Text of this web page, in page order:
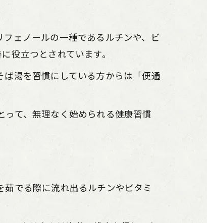
ェノールの一種であるルチンや、ビ
役立つとされています。
湯を習慣にしている方からは「便通
て、無理なく始められる健康習慣
でる際に流れ出るルチンやビタミ